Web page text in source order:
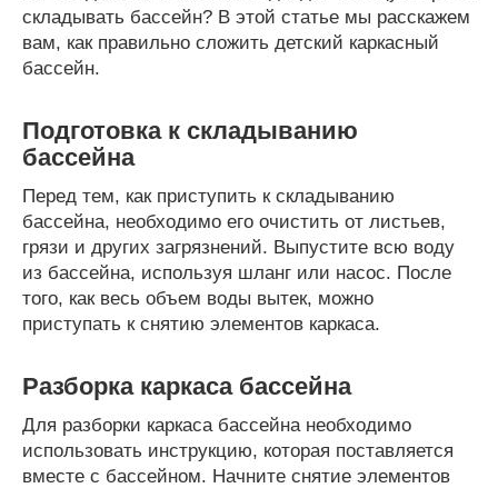
складывать бассейн? В этой статье мы расскажем
вам, как правильно сложить детский каркасный
бассейн.
Подготовка к складыванию
бассейна
Перед тем, как приступить к складыванию
бассейна, необходимо его очистить от листьев,
грязи и других загрязнений. Выпустите всю воду
из бассейна, используя шланг или насос. После
того, как весь объем воды вытек, можно
приступать к снятию элементов каркаса.
Разборка каркаса бассейна
Для разборки каркаса бассейна необходимо
использовать инструкцию, которая поставляется
вместе с бассейном. Начните снятие элементов